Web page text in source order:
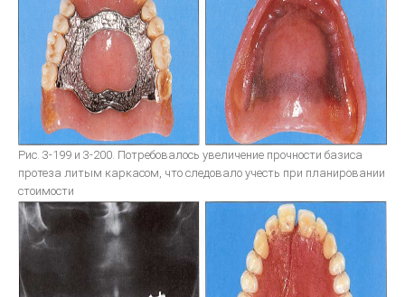
Рис. 3-199 и 3-200. Потребовалось увеличение прочности базиса
протеза литым каркасом, что следовало учесть при планировании
стоимости